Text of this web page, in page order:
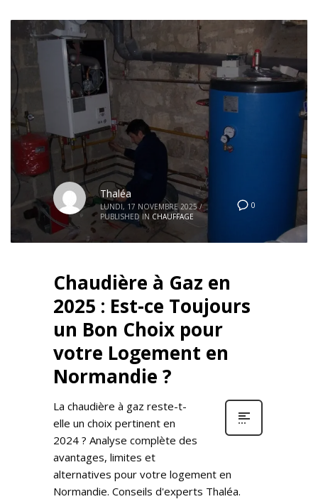
0
Thaléa
LUNDI, 17 NOVEMBRE 2025 /
PUBLISHED IN CHAUFFAGE
Chaudière à Gaz en
2025 : Est-ce Toujours
un Bon Choix pour
votre Logement en
Normandie ?
La chaudière à gaz reste-t-
elle un choix pertinent en
2024 ? Analyse complète des
avantages, limites et
alternatives pour votre logement en
Normandie. Conseils d'experts Thaléa.